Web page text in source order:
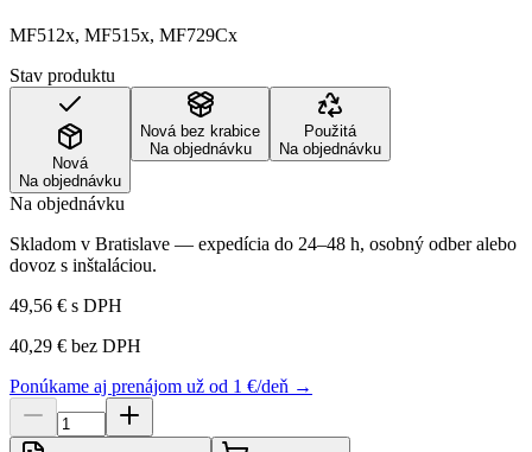
MF512x, MF515x, MF729Cx
Stav produktu
Nová
Na objednávku
Nová bez krabice
Na objednávku
Použitá
Na objednávku
Na objednávku
Skladom v Bratislave — expedícia do 24–48 h, osobný odber alebo
dovoz s inštaláciou.
49,56 € s DPH
40,29 € bez DPH
Ponúkame aj prenájom už od 1 €/deň →